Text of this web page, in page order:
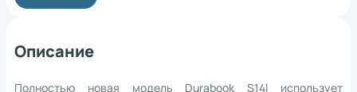
Описание
Полностью новая модель Durabook S14I использует